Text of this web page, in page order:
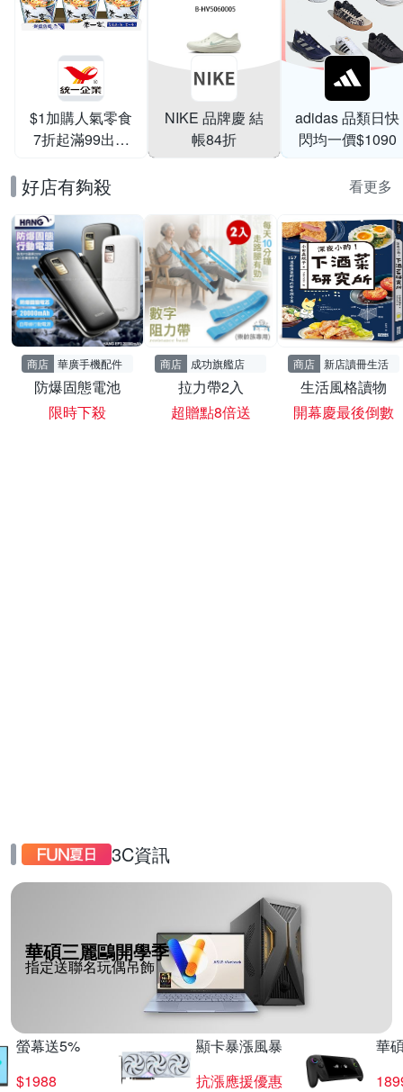
$1加購人氣零食
7折起滿99出貨
NIKE 品牌慶 結
帳84折
adidas 品類日快
閃均一價$1090
好店有夠殺 看更多
商店 華廣手機配件
防爆固態電池
限時下殺
商店 成功旗艦店
拉力帶2入
超贈點8倍送
商店 新店讀冊生活
生活風格讀物
開幕慶最後倒數
3C資訊
華碩三麗鷗開學季
指定送聯名玩偶吊飾
螢幕送5%
$1988
顯卡暴漲風暴
抗漲應援優惠
華